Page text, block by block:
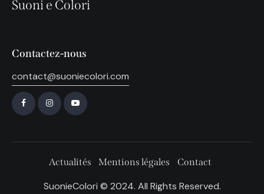
Suoni e Colori
Contactez-nous
contact@suoniecolori.com
Actualités Mentions légales Contact
SuonieColori © 2024. All Rights Reserved.